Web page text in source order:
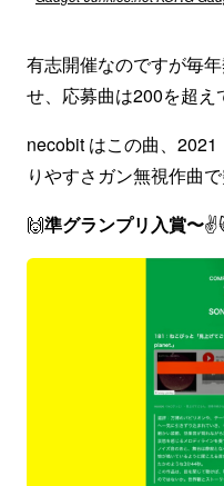
有志開催なのですが毎
せ、応募曲は200を超え
necobit はこの曲、
りやすさガン無視作曲で
🙌準グランプリ入賞〜